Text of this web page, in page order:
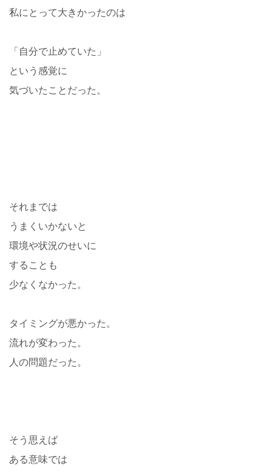
私にとって大きかったのは
「自分で止めていた」
という感覚に
気づいたことだった。
それまでは
うまくいかないと
環境や状況のせいに
することも
少なくなかった。
タイミングが悪かった。
流れが変わった。
人の問題だった。
そう思えば
ある意味では